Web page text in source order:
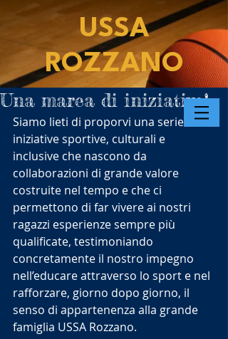
USSA
ROZZANO
Una marea di iniziative!
Siamo lieti di proporvi una serie di
iniziative sportive, culturali e
inclusive che nascono da
collaborazioni di grande valore
costruite nel tempo e che ci
permettono di far vivere ai nostri
ragazzi esperienze sempre più
qualificate, testimoniando
concretamente il nostro impegno
nell’educare attraverso lo sport e nel
rafforzare, giorno dopo giorno, il
senso di appartenenza alla grande
famiglia USSA Rozzano.